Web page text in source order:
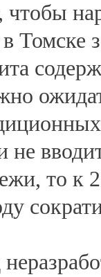
чтобы
Томске
то к